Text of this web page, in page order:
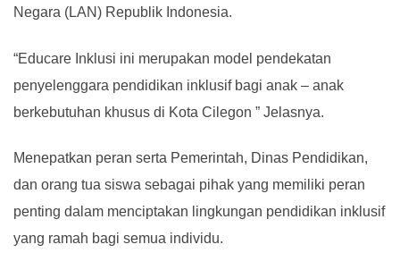
Negara (LAN) Republik Indonesia.
“Educare Inklusi ini merupakan model pendekatan
penyelenggara pendidikan inklusif bagi anak – anak
berkebutuhan khusus di Kota Cilegon ” Jelasnya.
Menepatkan peran serta Pemerintah, Dinas Pendidikan,
dan orang tua siswa sebagai pihak yang memiliki peran
penting dalam menciptakan lingkungan pendidikan inklusif
yang ramah bagi semua individu.